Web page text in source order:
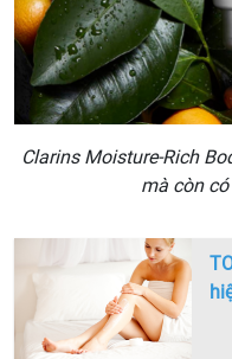
Clarins Moisture-Rich
mà còn